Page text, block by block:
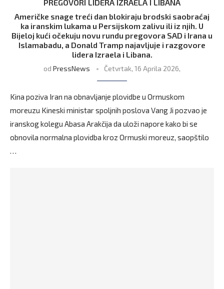
PREGOVORI LIDERA IZRAELA I LIBANA
Američke snage treći dan blokiraju brodski saobraćaj
ka iranskim lukama u Persijskom zalivu ili iz njih. U
Bijeloj kući očekuju novu rundu pregovora SAD i Irana u
Islamabadu, a Donald Tramp najavljuje i razgovore
lidera Izraela i Libana.
od PressNews Četvrtak, 16 Aprila 2026,
Kina poziva Iran na obnavljanje plovidbe u Ormuskom
moreuzu Kineski ministar spoljnih poslova Vang Ji pozvao je
iranskog kolegu Abasa Arakčija da uloži napore kako bi se
obnovila normalna plovidba kroz Ormuski moreuz, saopštilo
…